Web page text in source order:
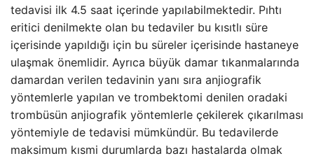
tedavisi ilk 4.5 saat içerinde yapılabilmektedir. Pıhtı
eritici denilmekte olan bu tedaviler bu kısıtlı süre
içerisinde yapıldığı için bu süreler içerisinde hastaneye
ulaşmak önemlidir. Ayrıca büyük damar tıkanmalarında
damardan verilen tedavinin yanı sıra anjiografik
yöntemlerle yapılan ve trombektomi denilen oradaki
trombüsün anjiografik yöntemlerle çekilerek çıkarılması
yöntemiyle de tedavisi mümkündür. Bu tedavilerde
maksimum kısmi durumlarda bazı hastalarda olmak